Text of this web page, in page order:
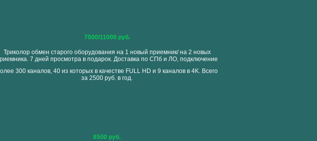
7000/11000 руб.
Триколор обмен старого оборудования на 1 новый приемник/ на 2 новых
7 дней просмотра в подарок. Доставка по СПб и ЛО, подключение
300 каналов, 40 из которых в качестве FULL HD и 9 каналов в 4K. Всего
за 2500 руб. в год.
8500 руб.